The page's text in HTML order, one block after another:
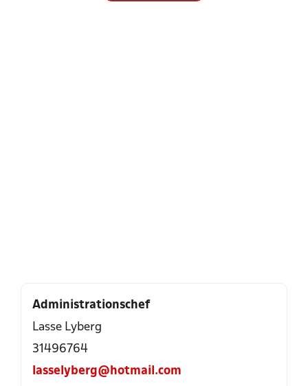
Administrationschef
Lasse Lyberg
31496764
lasselyberg@hotmail.com